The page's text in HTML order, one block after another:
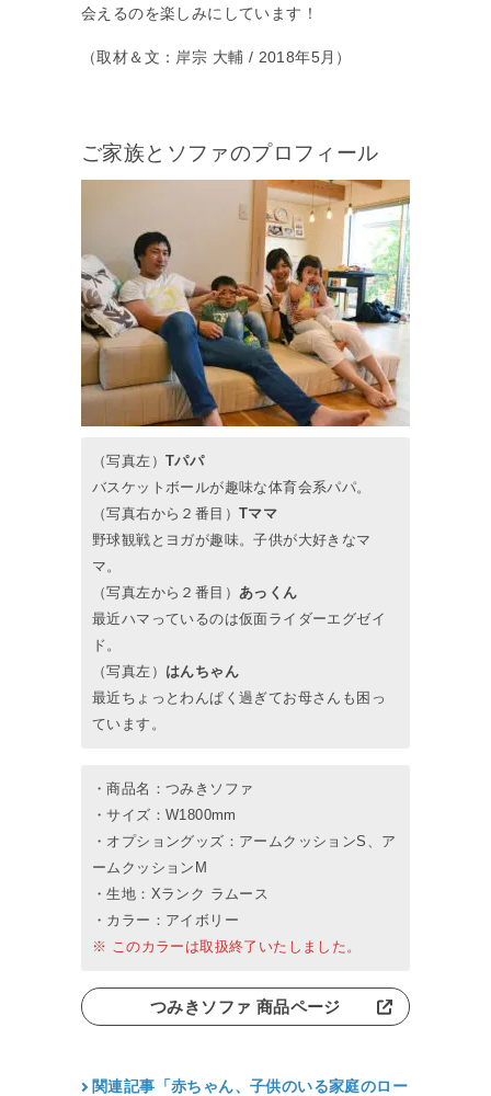
会えるのを楽しみにしています！
（取材＆文：岸宗 大輔 / 2018年5月）
ご家族とソファのプロフィール
（写真左） Tパパ
バスケットボールが趣味な体育会系パパ。
（写真右から２番目） Tママ
野球観戦とヨガが趣味。子供が大好きなマ
マ。
（写真左から２番目） あっくん
最近ハマっているのは仮面ライダーエグゼイ
ド。
（写真左） はんちゃん
最近ちょっとわんぱく過ぎてお母さんも困っ
ています。
・商品名：つみきソファ
・サイズ：W1800mm
・オプショングッズ：アームクッションS、ア
ームクッションM
・生地：Xランク ラムース
・カラー：アイボリー
※ このカラーは取扱終了いたしました。
つみきソファ 商品ページ
関連記事「赤ちゃん、子供のいる家庭のロー